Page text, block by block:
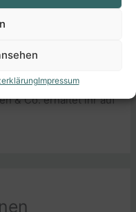
Impressum
einzigartigen Bildern
& Co. erhaltet ihr auf